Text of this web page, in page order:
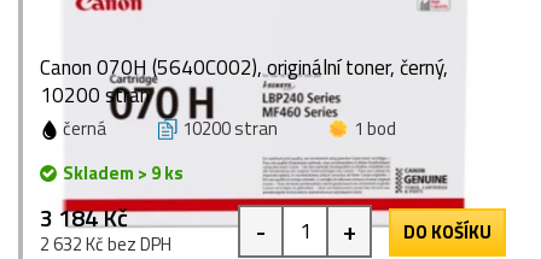
Canon 070H (5640C002), originální toner, černý,
10200 stran
černá 10200 stran
1 bod
Skladem > 9 ks
3 184 Kč
2 632 Kč bez DPH - + DO KOŠÍKU